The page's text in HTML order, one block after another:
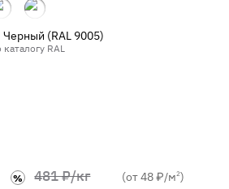
Черный (RAL 9005)
RAL
% 481 ₽/кг (от 48 ₽/м2)